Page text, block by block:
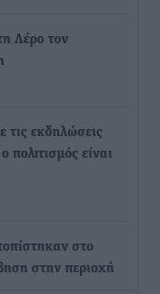
Λέρο τον
τις εκδηλώσεις
πολιτισμός είναι
στο
στην περιοχή